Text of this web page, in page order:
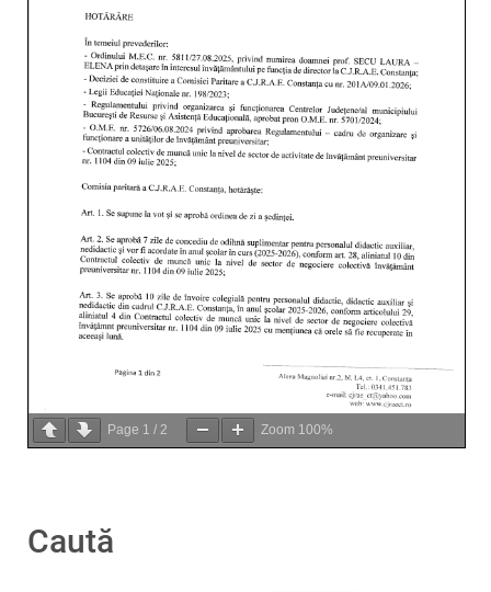
Page 1 / 2 Zoom 100%
Caută